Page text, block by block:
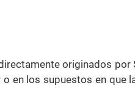
originados
en los supuestos en que